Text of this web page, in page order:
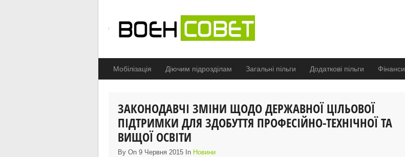
Мобілізація Діючим підрозділам Загальні пільги Додаткові пільги Фінанси
ЗАКОНОДАВЧІ ЗМІНИ ЩОДО ДЕРЖАВНОЇ ЦІЛЬОВОЇ
ПІДТРИМКИ ДЛЯ ЗДОБУТТЯ ПРОФЕСІЙНО-ТЕХНІЧНОЇ ТА
ВИЩОЇ ОСВІТИ
By On 9 Червня 2015 In Новини